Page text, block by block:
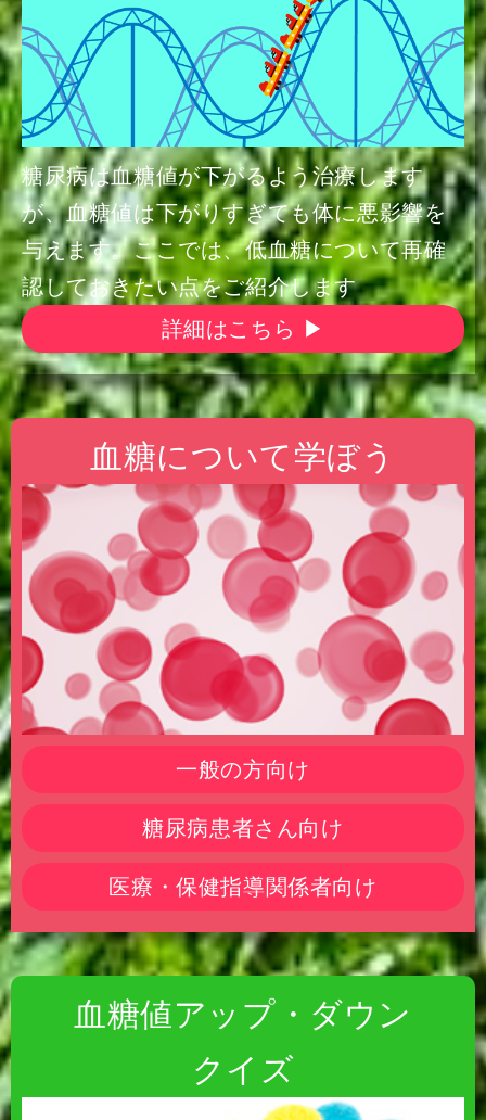
糖尿病は血糖値が下がるよう治療します
が、血糖値は下がりすぎても体に悪影響を
与えます。ここでは、低血糖について再確
認しておきたい点をご紹介します
詳細はこちら ▶
血糖について学ぼう
一般の方向け
糖尿病患者さん向け
医療・保健指導関係者向け
血糖値アップ・ダウン
クイズ